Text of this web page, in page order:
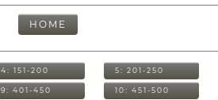
HOME
4: 151-200 5: 201-250
9: 401-450 10: 451-500